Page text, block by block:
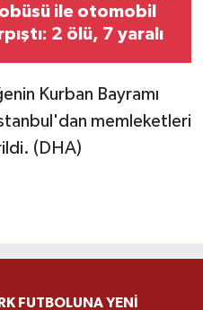
ile otomobil
2 ölü, 7 yaralı
Kurban Bayramı
memleketleri
(DHA)
FUTBOLUNA YENİ